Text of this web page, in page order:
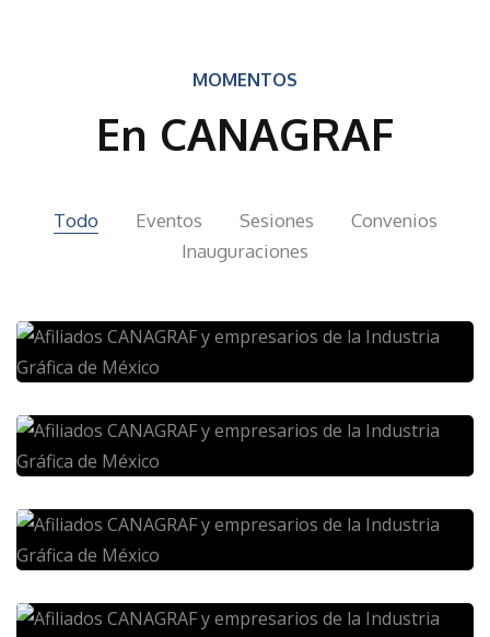
MOMENTOS
En CANAGRAF
Todo Eventos Sesiones
Convenios
Inauguraciones